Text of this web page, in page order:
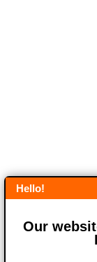
Hello!
Our